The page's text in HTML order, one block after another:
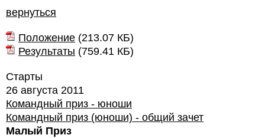
вернуться
Положение (213.07 КБ)
Результаты (759.41 КБ)
Старты
26 августа 2011
Командный приз - юноши
Командный приз (юноши) - общий зачет
Малый Приз